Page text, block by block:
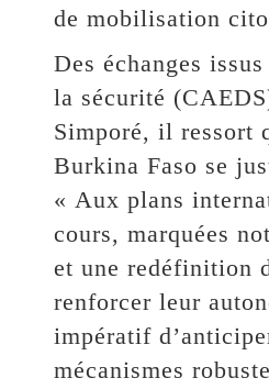
de mobilisation
Des échanges
la sécurité
Simporé, il ressort
Burkina Faso se
« Aux plans
cours, marquées
et une redéfinition
renforcer leur
impératif
mécanismes